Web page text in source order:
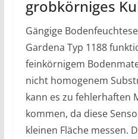
grobkörniges
Gängige
Gardena Typ 1188
feinkörnigem
nicht homogenem
kann es zu fehlerhaften
kommen, da diese
kleinen Fläche messen.